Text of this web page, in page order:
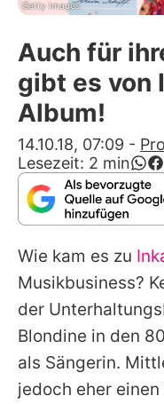
Alle
Getty Images
Auch für
gibt es von
Album!
14.10.18, 07:09 -
Lesezeit: 2 min
Wie kam es zu
Musikbusiness?
der
Blondine in den
als Sängerin.
jedoch eher